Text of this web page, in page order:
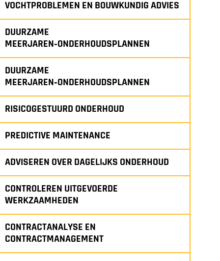
VOCHTPROBLEMEN EN BOUWKUNDIG ADVIES
DUURZAME
MEERJAREN‑ONDERHOUDSPLANNEN
DUURZAME
MEERJAREN‑ONDERHOUDSPLANNEN
RISICOGESTUURD ONDERHOUD
PREDICTIVE MAINTENANCE
ADVISEREN OVER DAGELIJKS ONDERHOUD
CONTROLEREN UITGEVOERDE
WERKZAAMHEDEN
CONTRACTANALYSE EN
CONTRACTMANAGEMENT